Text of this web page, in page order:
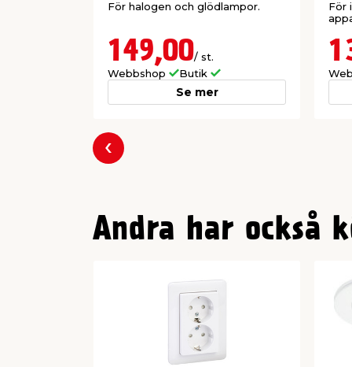
Montage: Infällt
Märkström: 10A
Spänning: 230V
För halogen och glödlampor.
149,00/ st.
Webbshop
Butik
Se mer
För
Föregående
Andra har också